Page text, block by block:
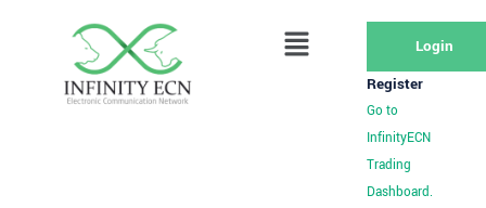
Login
Register
Go to
InfinityECN
Trading
Dashboard.